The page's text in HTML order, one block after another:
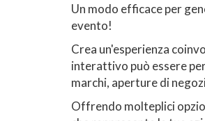
Un modo efficace per
evento!
Crea un'esperienza
interattivo può essere
marchi, aperture di
Offrendo molteplici